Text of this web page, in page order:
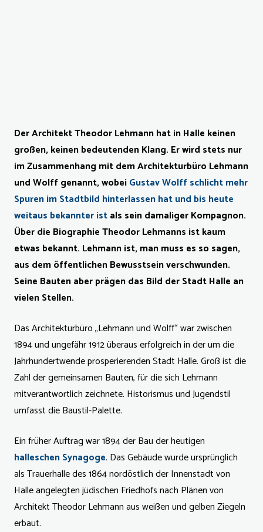
Der Architekt Theodor Lehmann hat in Halle keinen
großen, keinen bedeutenden Klang. Er wird stets nur
im Zusammenhang mit dem Architekturbüro Lehmann
und Wolff genannt, wobeiGustav Wolff schlicht mehr
Spuren im Stadtbild hinterlassen hat und bis heute
weitaus bekannter istals sein damaliger Kompagnon.
Über die Biographie Theodor Lehmanns ist kaum
etwas bekannt. Lehmann ist, man muss es so sagen,
aus dem öffentlichen Bewusstsein verschwunden.
Seine Bauten aber prägen das Bild der Stadt Halle an
vielen Stellen.
Das Architekturbüro „Lehmann und Wolff“ war zwischen
1894 und ungefähr 1912 überaus erfolgreich in der um die
Jahrhundertwende prosperierenden Stadt Halle. Groß ist die
Zahl der gemeinsamen Bauten, für die sich Lehmann
mitverantwortlich zeichnete. Historismus und Jugendstil
umfasst die Baustil-Palette.
Ein früher Auftrag war 1894 der Bau der heutigen
halleschen Synagoge. Das Gebäude wurde ursprünglich
als Trauerhalle des 1864 nordöstlich der Innenstadt von
Halle angelegten jüdischen Friedhofs nach Plänen von
Architekt Theodor Lehmann aus weißen und gelben Ziegeln
erbaut.